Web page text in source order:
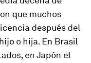
que muchos
después del
o hija. En Brasil
en Japón el